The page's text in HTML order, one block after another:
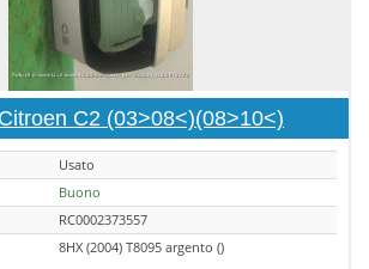
C2 (03>08<)(08>10<)
Usato
Buono
RC0002373557
8HX (2004) T8095 argento ()